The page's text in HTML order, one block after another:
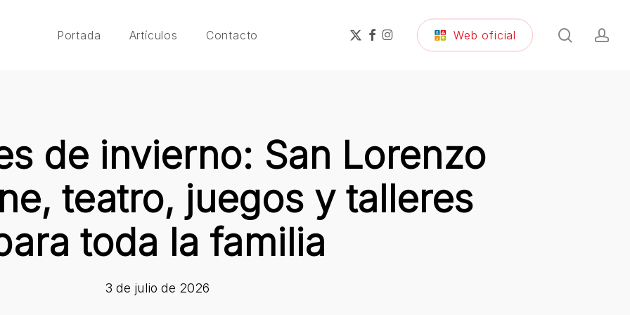
Portada Artículos Contacto
x-
twitter
facebook
instagram Web oficial search
de invierno: San Lorenzo
teatro, juegos y talleres
toda la familia
3 de julio de 2026